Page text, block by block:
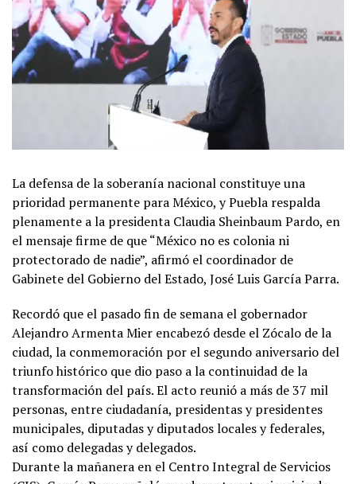
La defensa de la soberanía nacional constituye una
prioridad permanente para México, y Puebla respalda
plenamente a la presidenta Claudia Sheinbaum Pardo, en
el mensaje firme de que “México no es colonia ni
protectorado de nadie”, afirmó el coordinador de
Gabinete del Gobierno del Estado, José Luis García Parra.
Recordó que el pasado fin de semana el gobernador
Alejandro Armenta Mier encabezó desde el Zócalo de la
ciudad, la conmemoración por el segundo aniversario del
triunfo histórico que dio paso a la continuidad de la
transformación del país. El acto reunió a más de 37 mil
personas, entre ciudadanía, presidentas y presidentes
municipales, diputadas y diputados locales y federales,
así como delegadas y delegados.
Durante la mañanera en el Centro Integral de Servicios